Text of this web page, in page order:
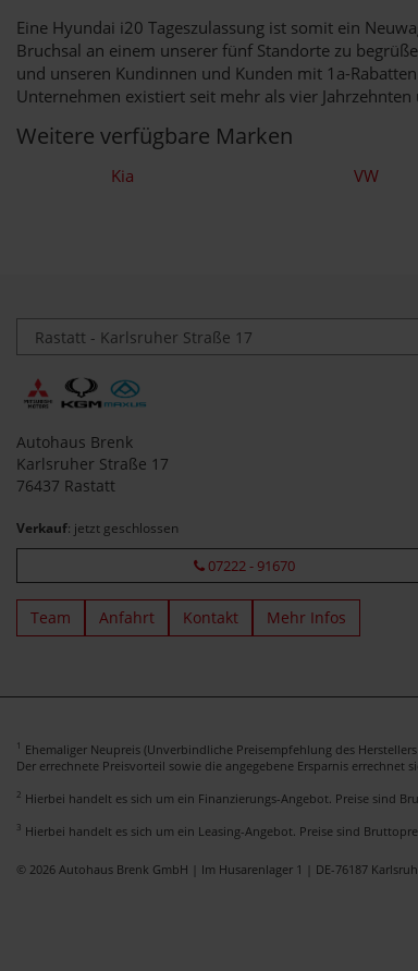
Eine Hyundai i20 Tageszulassung ist somit ein
Bruchsal an einem unserer fünf Standorte zu
und unseren Kundinnen und Kunden mit 1a-
Unternehmen existiert seit mehr als vier
Weitere verfügbare Marken
Kia VW
Autohaus Brenk
Karlsruher Straße 17
76437 Rastatt
Verkauf: jetzt geschlossen
07222 - 91670
Team Anfahrt Kontakt Mehr Infos
1 Ehemaliger Neupreis (Unverbindliche Preisempfehlung des Herstellers
Der errechnete Preisvorteil sowie die angegebene Ersparnis errechnet
2 Hierbei handelt es sich um ein Finanzierungs-Angebot. Preise sind
3 Hierbei handelt es sich um ein Leasing-Angebot. Preise sind
© 2026 Autohaus Brenk GmbH | Im Husarenlager 1 | DE-76187